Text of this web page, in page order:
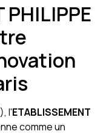
PHILIPPE
l'ETABLISSEMENT
comme un